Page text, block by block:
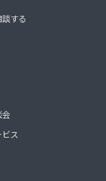
する
会
ス